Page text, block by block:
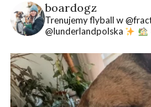
boardogz
Trenujemy flyball w
@lunderlandpolska